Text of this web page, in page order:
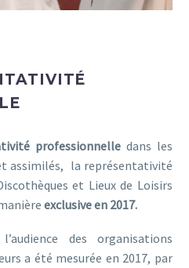
professionnelledans les
assimilés, la représentativité
et Lieux de Loisirs
exclusive en 2017.
des organisations
a été mesurée en 2017, par